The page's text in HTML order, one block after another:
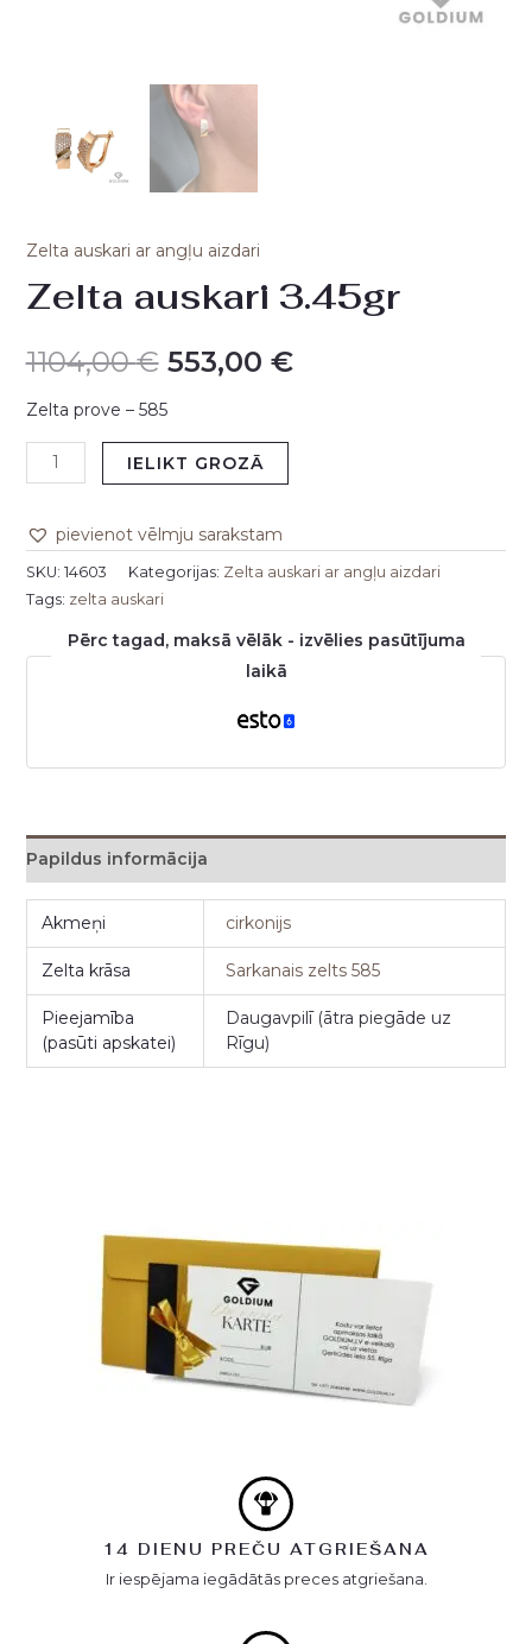
Zelta auskari ar angļu aizdari
Zelta auskari 3.45gr
1104,00€ 553,00 €
Zelta prove – 585
IELIKT GROZĀ
pievienot vēlmju sarakstam
SKU: 14603 Kategorijas: Zelta auskari ar angļu aizdari
Tags: zelta auskari
Pērc tagad, maksā vēlāk - izvēlies pasūtījuma
laikā
Papildus informācija
Akmeņi cirkonijs
Zelta krāsa Sarkanais zelts 585
Pieejamība
(pasūti apskatei)
Daugavpilī (ātra piegāde uz
Rīgu)
14 DIENU PREČU ATGRIEŠANA
Ir iespējama iegādātās preces atgriešana.